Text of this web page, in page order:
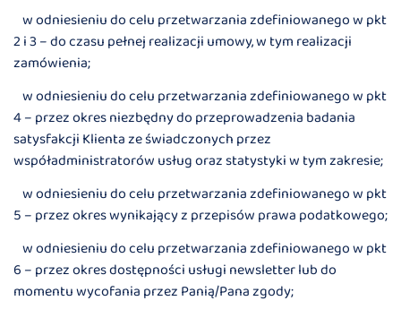
w odniesieniu do celu przetwarzania zdefiniowanego w pkt
2 i 3 – do czasu pełnej realizacji umowy, w tym realizacji
zamówienia;
w odniesieniu do celu przetwarzania zdefiniowanego w pkt
4 – przez okres niezbędny do przeprowadzenia badania
satysfakcji Klienta ze świadczonych przez
współadministratorów usług oraz statystyki w tym zakresie;
w odniesieniu do celu przetwarzania zdefiniowanego w pkt
5 – przez okres wynikający z przepisów prawa podatkowego;
w odniesieniu do celu przetwarzania zdefiniowanego w pkt
6 – przez okres dostępności usługi newsletter lub do
momentu wycofania przez Panią/Pana zgody;